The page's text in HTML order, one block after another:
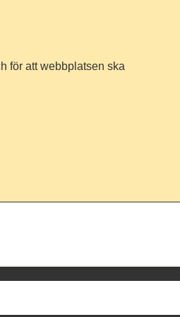
för att webbplatsen ska